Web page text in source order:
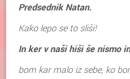
Predsednik Natan.
Kako lepo se to sliši!
In ker v naši hiši še nismo
bom kar malo iz sebe, ko